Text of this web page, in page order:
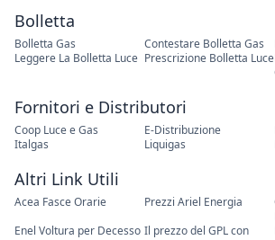
Bolletta
Bolletta Gas Contestare Bolletta Gas
Leggere La Bolletta Luce Prescrizione Bolletta Luce
Fornitori e Distributori
Coop Luce e Gas E-Distribuzione
Italgas
Liquigas
Altri Link Utili
Acea Fasce Orarie Prezzi Ariel Energia
Enel Voltura per Decesso Il prezzo del GPL con